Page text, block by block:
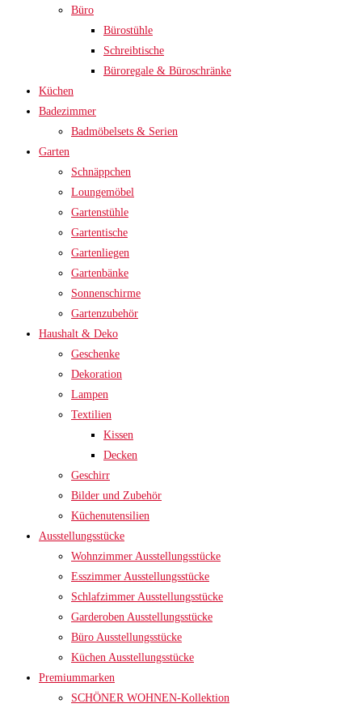
Büro
Bürostühle
Schreibtische
Büroregale & Büroschränke
Küchen
Badezimmer
Badmöbelsets & Serien
Garten
Schnäppchen
Loungemöbel
Gartenstühle
Gartentische
Gartenliegen
Gartenbänke
Sonnenschirme
Gartenzubehör
Haushalt & Deko
Geschenke
Dekoration
Lampen
Textilien
Kissen
Decken
Geschirr
Bilder und Zubehör
Küchenutensilien
Ausstellungsstücke
Wohnzimmer Ausstellungsstücke
Esszimmer Ausstellungsstücke
Schlafzimmer Ausstellungsstücke
Garderoben Ausstellungsstücke
Büro Ausstellungsstücke
Küchen Ausstellungsstücke
Premiummarken
SCHÖNER WOHNEN-Kollektion